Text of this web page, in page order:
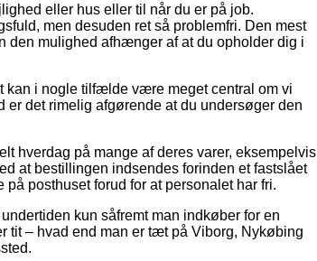
eller hus eller til når du er på job.
men desuden ret så problemfri. Den mest
den mulighed afhænger af at du opholder dig i
kan i nogle tilfælde være meget central om vi
det rimelig afgørende at du undersøger den
hverdag på mange af deres varer, eksempelvis
at bestillingen indsendes forinden et fastslået
posthuset forud for at personalet har fri.
kun såfremt man indkøber for en
tit – hvad end man er tæt på Viborg, Nykøbing